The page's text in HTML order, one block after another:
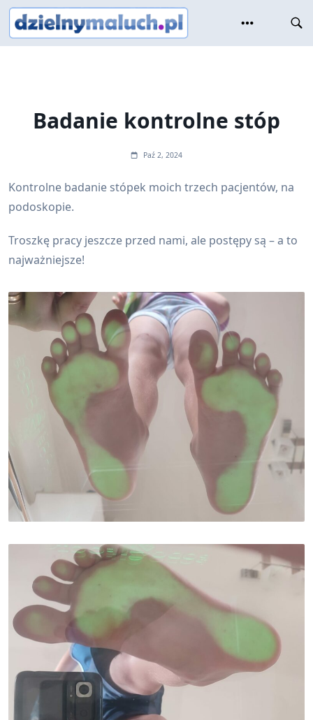
Skip
content
Badanie kontrolne stóp
Paź 2, 2024
Kontrolne badanie stópek moich trzech pacjentów, na
podoskopie.
Troszkę pracy jeszcze przed nami, ale postępy są – a to
najważniejsze!